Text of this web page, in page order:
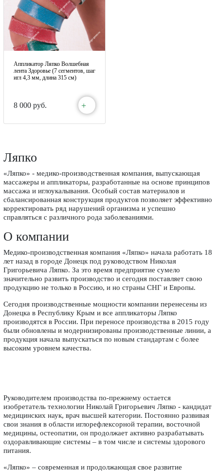
Аппликатор Ляпко Волшебная
лента Здоровье (7 сегментов, шаг
игл 4,3 мм, длина 315 см)
8 000 руб. +
Ляпко
«Ляпко» - медико-производственная компания, выпускающая
массажеры и аппликаторы, разработанные на основе принципов
массажа и иглоукалывания. Особый состав материалов и
сбалансированная конструкция продуктов позволяет эффективно
корректировать ряд нарушений организма и успешно
справляться с различного рода заболеваниями.
О компании
Медико-производственная компания «Ляпко» начала работать 18
лет назад в городе Донецк под руководством Николая
Григорьевича Ляпко. За это время предприятие сумело
значительно развить производство и сегодня поставляет свою
продукцию не только в Россию, и но страны СНГ и Европы.
Сегодня производственные мощности компании перенесены из
Донецка в Республику Крым и все аппликаторы Ляпко
производятся в России. При переносе производства в 2015 году
были обновлены и модернизированы производственные линии, а
продукция начала выпускаться по новым стандартам с более
высоким уровнем качества.
Руководителем производства по-прежнему остается
изобретатель технологии Николай Григорьевич Ляпко - кандидат
медицинских наук, врач высшей категории. Постоянно развивая
свои знания в области иглорефлексорной терапии, восточной
медицины, остеопатии, он продолжает активно разрабатывать
оздоравливающие системы – в том числе и системы здорового
питания.
«Ляпко» – современная и продолжающая свое развитие